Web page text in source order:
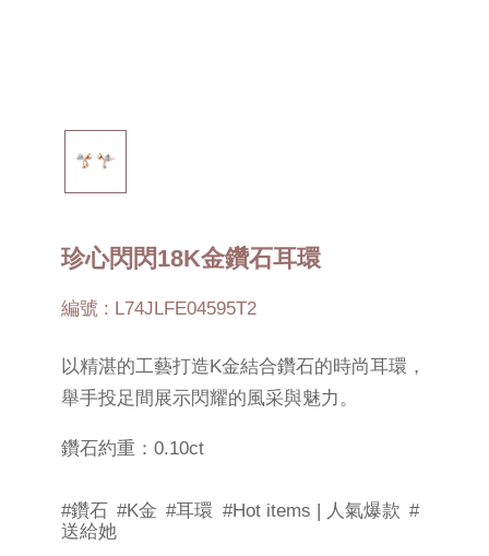
珍心閃閃18K金鑽石耳環
編號 : L74JLFE04595T2
以精湛的工藝打造K金結合鑽石的時尚耳環，
舉手投足間展示閃耀的風采與魅力。
鑽石約重：0.10ct
#鑽石 #K金 #耳環 #Hot items | 人氣爆款 #
送給她